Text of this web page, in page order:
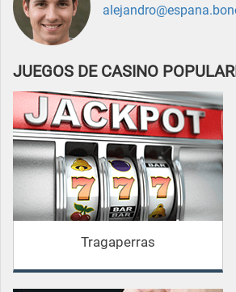
JUEGOS DE CASINO
Tragaperras